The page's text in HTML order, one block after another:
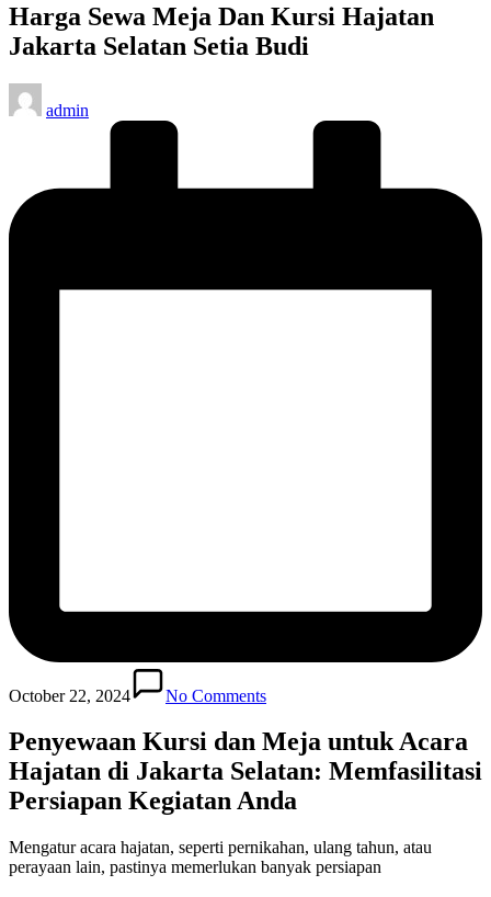
Harga Sewa Meja Dan Kursi Hajatan
Jakarta Selatan Setia Budi
Posted
by
admin
October 22, 2024 No Comments
Penyewaan Kursi dan Meja untuk Acara
Hajatan di Jakarta Selatan: Memfasilitasi
Persiapan Kegiatan Anda
Mengatur acara hajatan, seperti pernikahan, ulang tahun, atau
perayaan lain, pastinya memerlukan banyak persiapan